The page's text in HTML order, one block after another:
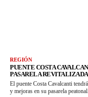
REGIÓN
PUENTE COSTA
PASARELA REVITALIZADA
El puente Costa Cavalcanti
y mejoras en su pasarela peatonal.